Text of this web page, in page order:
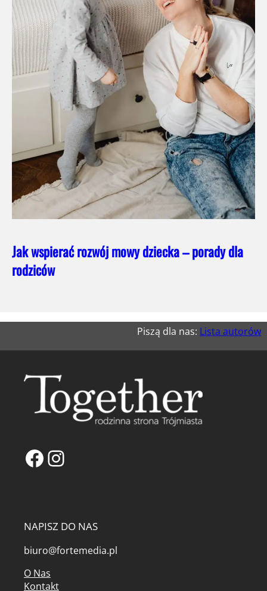
Jak wspierać rozwój mowy dziecka – porady dla
rodziców
Piszą dla nas: Lista autorów
Facebook
Instagram
NAPISZ DO NAS
biuro@fortemedia.pl
O Nas
Kontakt